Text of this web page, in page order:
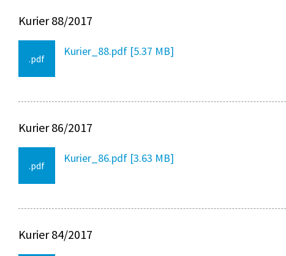
Kurier 88/2017
.pdf
Kurier_88.pdf [5.37 MB]
Kurier 86/2017
.pdf
Kurier_86.pdf [3.63 MB]
Kurier 84/2017